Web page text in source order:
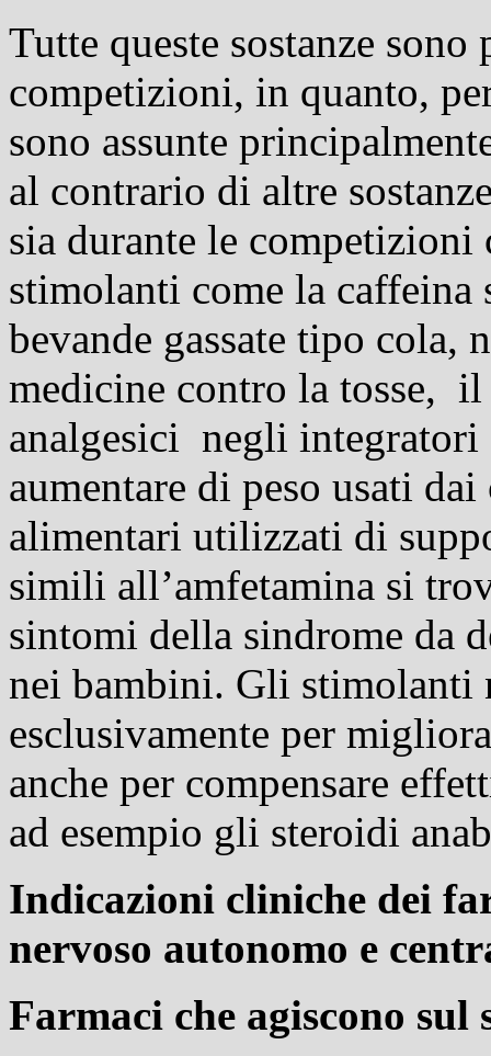
Tutte queste sostanze
competizioni, in quanto,
sono assunte
al contrario di altre
sia durante le
stimolanti come la
bevande gassate tipo cola,
medicine contro la tosse,
analgesici negli integratori
aumentare di peso usati
alimentari utilizzati di
simili all’amfetamina si
sintomi della sindrome da
nei bambini. Gli stimolanti
esclusivamente per
anche per compensare
ad esempio gli steroidi
Indicazioni cliniche dei
nervoso autonomo e
Farmaci che agiscono sul